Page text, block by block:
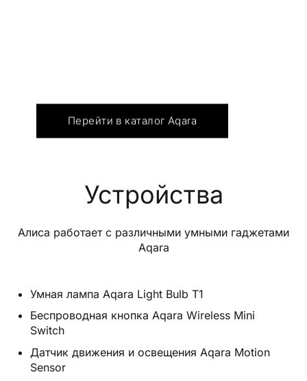
Перейти в каталог Aqara
Устройства
Алиса работает с различными умными гаджетами
Aqara
Умная лампа Aqara Light Bulb T1
Беспроводная кнопка Aqara Wireless Mini
Switch
Датчик движения и освещения Aqara Motion
Sensor